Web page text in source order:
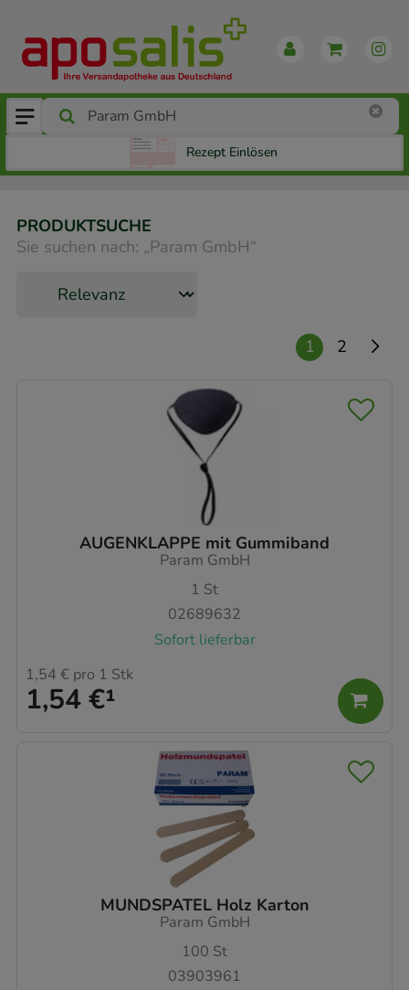
Rezept Einlösen
PRODUKTSUCHE
Sie suchen nach: „Param GmbH“
1 2
AUGENKLAPPE mit Gummiband
Param GmbH
1 St
02689632
Sofort lieferbar
1,54 €¹
1,54 € pro 1 Stk
MUNDSPATEL Holz Karton
Param GmbH
100 St
03903961